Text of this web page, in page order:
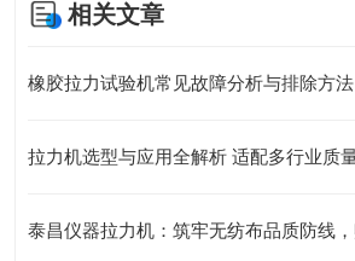
相关文章
橡胶拉力试验机常见故障分析与排除方法